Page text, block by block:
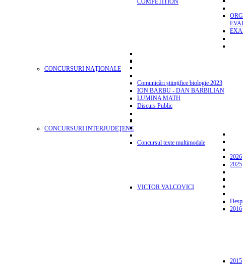
COMPETITION
CONCURSURI NAŢIONALE
Comunicări științifice biologie 2023
ION BARBU - DAN BARBILIAN
LUMINA MATH
Discurs Public
CONCURSURI INTERJUDEŢENE
Concursul texte multimodale
2026
2025
VICTOR VALCOVICI
2016
2015